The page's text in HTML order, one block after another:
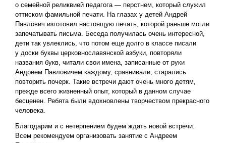
о семейной реликвией педагога — перстнем, который служил
оттиском фамильной печати. На глазах у детей Андрей
Павлович изготовил настоящую печать, которой раньше могли
запечатывать письма. Беседа получилась очень интересной,
дети так увлеклись, что потом еще долго в классе писали
у доски буквы церковнославянской азбуки, повторяли
названия букв, читали свои имена, записанные от руки
Андреем Павловичем каждому, сравнивали, старались
повторить почерк. Такие встречи дают очень много детям,
прежде всего жизненный опыт, который в данном случае
бесценен. Ребята были вдохновлены творчеством прекрасного
человека.
Благодарим и с нетерпением будем ждать новой встречи.
Всем рекомендуем организовать занятие с Андреем